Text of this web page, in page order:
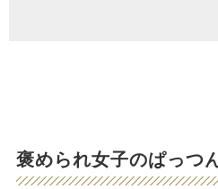
褒められ女子のぱっつ